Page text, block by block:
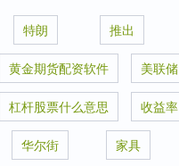
特朗 推出
黄金期货配资软件 美联储
杠杆股票什么意思 收益率
华尔街 家具